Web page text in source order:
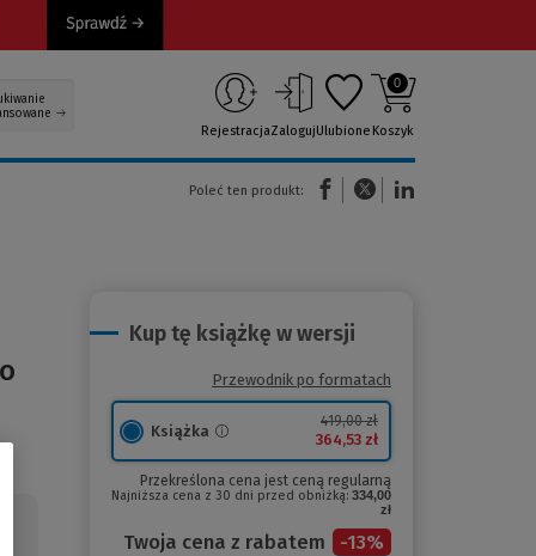
RejestracjaZalogujUlubione
0
Koszyk
Poleć ten produkt:
(Nowe okno)(Link do innej strony)
Kup tę książkę w wersji
Przewodnik po formatach
Książka
419,00 zł
364,53 zł
Przekreślona cena jest ceną regularną
Najniższa cena z 30 dni przed obniżką: 334,00
zł
Twoja cena z rabatem -13%